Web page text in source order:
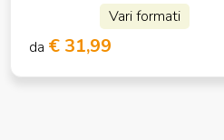
Vari formati
da € 31,99